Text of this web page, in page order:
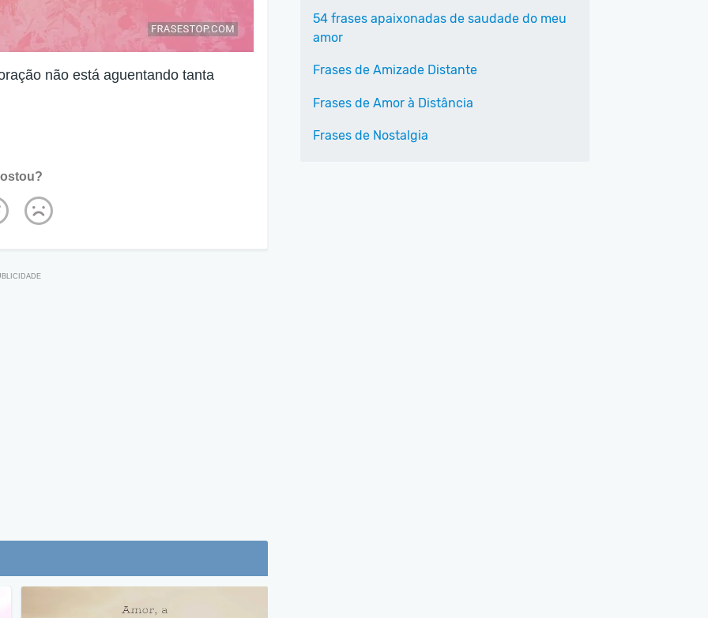
não está aguentando tanta
54 frases apaixonadas de saudade do meu
amor
Frases de Amizade Distante
Frases de Amor à Distância
Frases de Nostalgia